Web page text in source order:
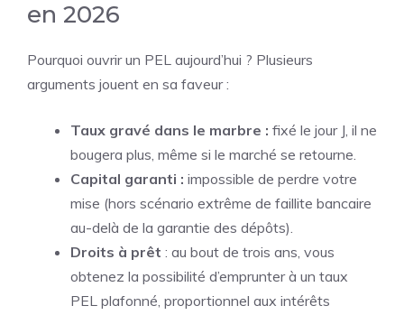
en 2026
Pourquoi ouvrir un PEL aujourd’hui ? Plusieurs
arguments jouent en sa faveur :
Taux gravé dans le marbre : fixé le jour J, il ne
bougera plus, même si le marché se retourne.
Capital garanti : impossible de perdre votre
mise (hors scénario extrême de faillite bancaire
au-delà de la garantie des dépôts).
Droits à prêt : au bout de trois ans, vous
obtenez la possibilité d’emprunter à un taux
PEL plafonné, proportionnel aux intérêts